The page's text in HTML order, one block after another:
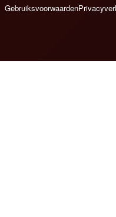
Gebruiksvoorwaarden